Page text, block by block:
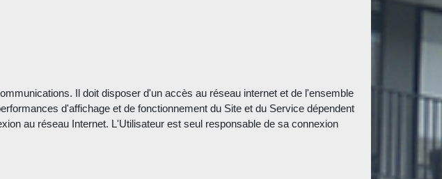
Il doit disposer d'un accès au réseau internet et de l'ensemble
d'affichage et de fonctionnement du Site et du Service dépendent
au réseau Internet. L'Utilisateur est seul responsable de sa connexion